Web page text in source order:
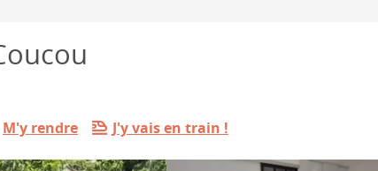
M'y rendre J'y vais en train !